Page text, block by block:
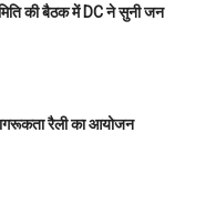
की बैठक में DC ने सुनी जन
रैली का आयोजन